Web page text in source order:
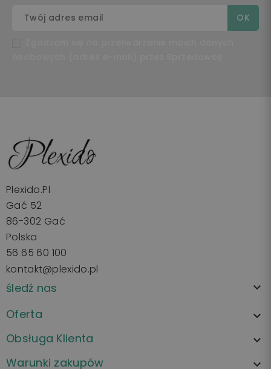
Plexido.pl
Gać 52
86-302 Gać
Polska
56 65 60 100
kontakt@plexido.pl
śledź nas 
Oferta 
Obsługa Klienta 
Warunki zakupów 